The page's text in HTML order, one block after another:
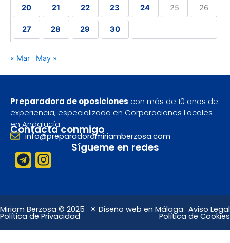
20 21 22 23 24 25 26
27 28 29 30
« Mar May »
Preparadora de oposiciones con más de 10 años de
experiencia, especializada en Corporaciones Locales
en Andalucía.
Contacta conmigo
info@preparadoramiriamberzosa.com
Sígueme en redes
T
e
e
g
r
a
I
n
t
a
g
r
Miriam Berzosa © 2025 ☀ Diseño web en Málaga Aviso Legal
Política de Privacidad Política de Cookies